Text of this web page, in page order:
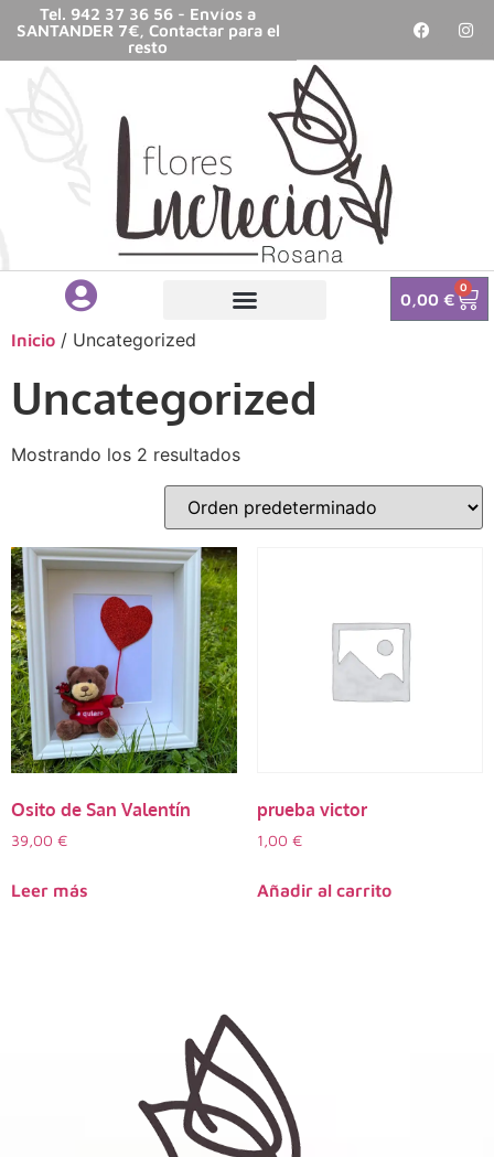
Tel. 942 37 36 56 - Envíos a
SANTANDER 7€, Contactar para el
resto
0,00€
0
Inicio / Uncategorized
Uncategorized
Mostrando los 2 resultados
Osito de San Valentín
39,00 €
Leer más
prueba victor
1,00 €
Añadir al carrito